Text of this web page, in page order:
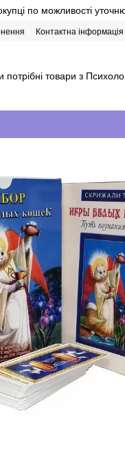
по можливості
Контактна інформація
потрібні товари з